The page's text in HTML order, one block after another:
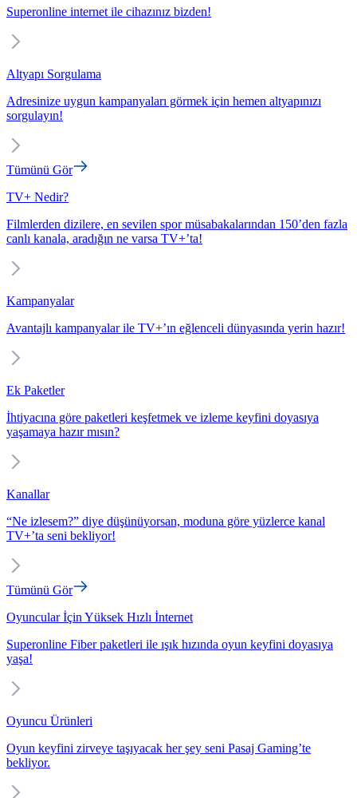
Superonline internet ile cihazınız bizden!
Altyapı Sorgulama
Adresinize uygun kampanyaları görmek için hemen altyapınızı
sorgulayın!
Tümünü Gör
TV+ Nedir?
Filmlerden dizilere, en sevilen spor müsabakalarından 150’den fazla
canlı kanala, aradığın ne varsa TV+’ta!
Kampanyalar
Avantajlı kampanyalar ile TV+’ın eğlenceli dünyasında yerin hazır!
Ek Paketler
İhtiyacına göre paketleri keşfetmek ve izleme keyfini doyasıya
yaşamaya hazır mısın?
Kanallar
“Ne izlesem?” diye düşünüyorsan, moduna göre yüzlerce kanal
TV+’ta seni bekliyor!
Tümünü Gör
Oyuncular İçin Yüksek Hızlı İnternet
Superonline Fiber paketleri ile ışık hızında oyun keyfini doyasıya
yaşa!
Oyuncu Ürünleri
Oyun keyfini zirveye taşıyacak her şey seni Pasaj Gaming’te
bekliyor.